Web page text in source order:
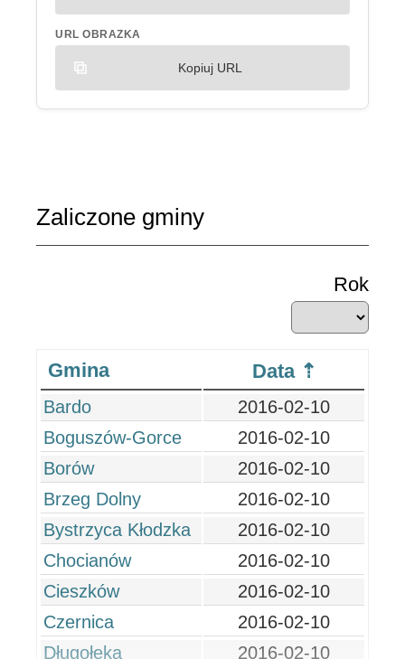
URL OBRAZKA
Kopiuj URL
Zaliczone gminy
Rok
Gmina Data
Bardo
2016-02-10
Boguszów-Gorce
2016-02-10
Borów
2016-02-10
Brzeg Dolny
2016-02-10
Bystrzyca Kłodzka
2016-02-10
Chocianów
2016-02-10
Cieszków
2016-02-10
Czernica
2016-02-10
Długołęka
2016-02-10